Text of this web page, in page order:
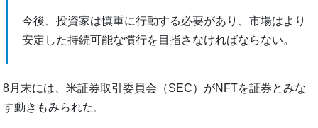
今後、投資家は慎重に行動する必要があり、市場はより
安定した持続可能な慣行を目指さなければならない。
8月末には、米証券取引委員会（SEC）がNFTを証券とみな
す動きもみられた。